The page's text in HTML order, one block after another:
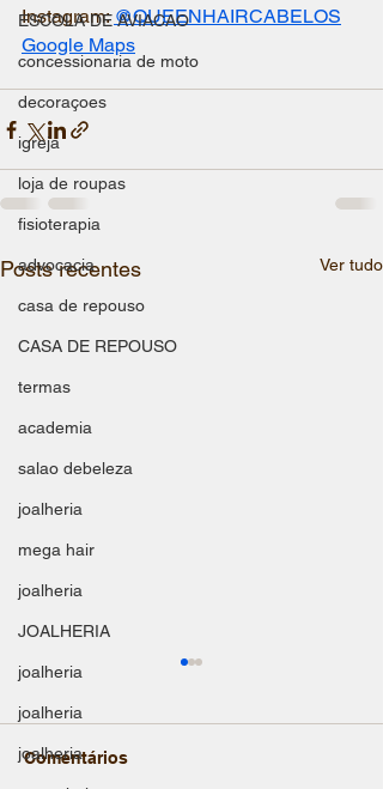
ESCOLA DE AVIACAO
concessionaria de moto
decoraçoes
igreja
loja de roupas
fisioterapia
advocacia
casa de repouso
CASA DE REPOUSO
termas
academia
salao debeleza
joalheria
mega hair
joalheria
JOALHERIA
joalheria
joalheria
joalheria
Instagram: @QUEENHAIRCABELOS
Google Maps
Posts recentes Ver tudo
Comentários